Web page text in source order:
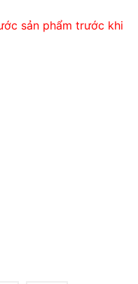
sản phẩm trước khi